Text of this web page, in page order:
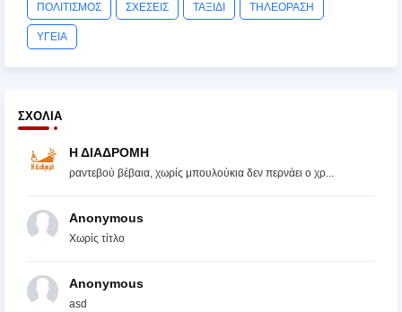
ΠΟΛΙΤΙΣΜΟΣ ΣΧΕΣΕΙΣ ΤΑΞΙΔΙ ΤΗΛΕΟΡΑΣΗ
ΥΓΕΙΑ
ΣΧΌΛΙΑ
Η ΔΙΑΔΡΟΜΗ
ραντεβού βέβαια, χωρίς μπουλούκια δεν περνάει ο χρ...
Anonymous
Χωρίς τίτλο
Anonymous
asd